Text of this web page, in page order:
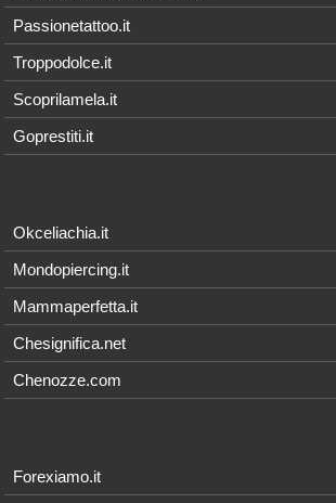
Passionetattoo.it
Troppodolce.it
Scoprilamela.it
Goprestiti.it
Okceliachia.it
Mondopiercing.it
Mammaperfetta.it
Chesignifica.net
Chenozze.com
Forexiamo.it